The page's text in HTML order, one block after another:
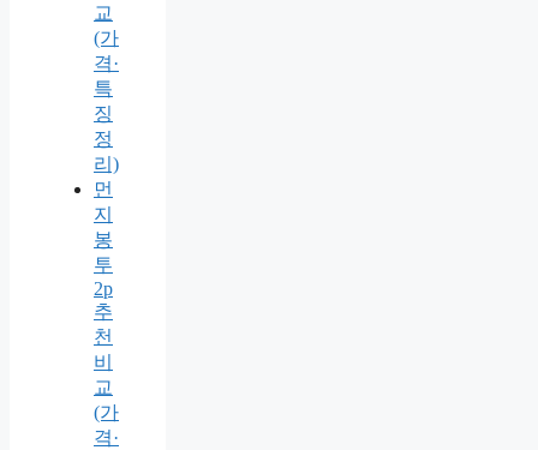
교
(가
격·
특
징
정
리)
먼
지
봉
투
2p
추
천
비
교
(가
격·